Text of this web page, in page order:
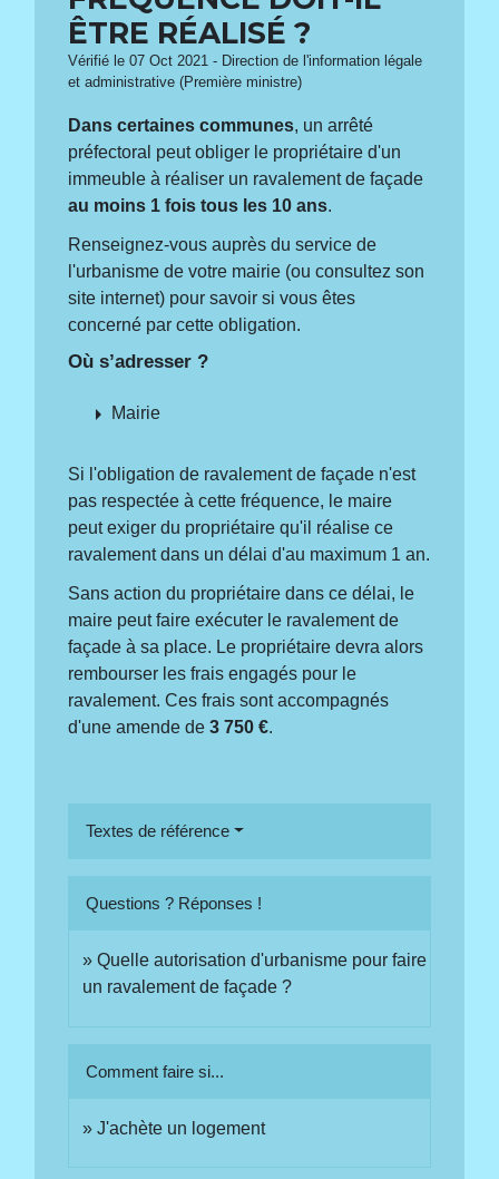
ÊTRE RÉALISÉ ?
Vérifié le 07 Oct 2021 - Direction de l'information légale
et administrative (Première ministre)
Dans certaines communes, un arrêté
préfectoral peut obliger le propriétaire d'un
immeuble à réaliser un ravalement de façade
au moins 1 fois tous les 10 ans.
Renseignez-vous auprès du service de
l'urbanisme de votre mairie (ou consultez son
site internet) pour savoir si vous êtes
concerné par cette obligation.
Où s’adresser ?
arrow_right Mairie
Si l'obligation de ravalement de façade n'est
pas respectée à cette fréquence, le maire
peut exiger du propriétaire qu'il réalise ce
ravalement dans un délai d'au maximum 1 an.
Sans action du propriétaire dans ce délai, le
maire peut faire exécuter le ravalement de
façade à sa place. Le propriétaire devra alors
rembourser les frais engagés pour le
ravalement. Ces frais sont accompagnés
d'une amende de3 750 €.
Textes de référence
Questions ? Réponses !
Quelle autorisation d'urbanisme pour faire
un ravalement de façade ?
Comment faire si...
J'achète un logement